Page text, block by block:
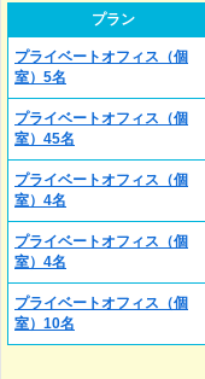
プラン
プライベートオフィス（個
室）5名
プライベートオフィス（個
室）45名
プライベートオフィス（個
室）4名
プライベートオフィス（個
室）4名
プライベートオフィス（個
室）10名